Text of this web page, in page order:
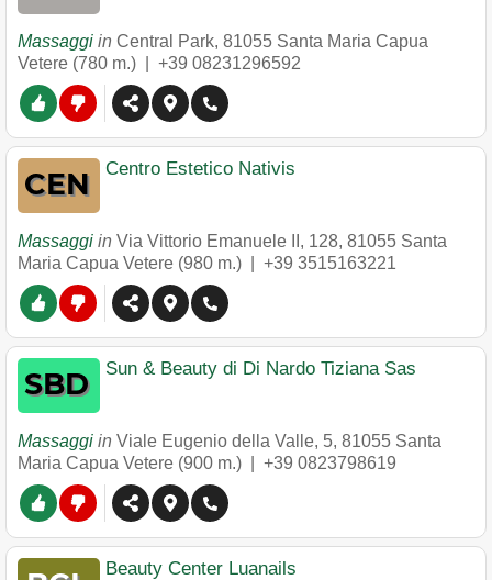
Massaggi in Central Park, 81055 Santa Maria Capua
Vetere (780 m.) | +39 08231296592
Centro Estetico Nativis
Massaggi in Via Vittorio Emanuele II, 128, 81055 Santa
Maria Capua Vetere (980 m.) | +39 3515163221
Sun & Beauty di Di Nardo Tiziana Sas
Massaggi in Viale Eugenio della Valle, 5, 81055 Santa
Maria Capua Vetere (900 m.) | +39 0823798619
Beauty Center Luanails